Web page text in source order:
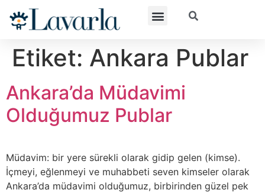
Etiket: Ankara Publar
Ankara’da Müdavimi
Olduğumuz Publar
Müdavim: bir yere sürekli olarak gidip gelen (kimse).
İçmeyi, eğlenmeyi ve muhabbeti seven kimseler olarak
Ankara’da müdavimi olduğumuz, birbirinden güzel pek